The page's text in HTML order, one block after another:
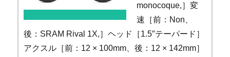
monocoque,］変
速［前：Non、
後：SRAM Rival 1X,］ヘッド［1.5″テーパード］
アクスル［前：12 × 100mm、後：12 × 142mm］